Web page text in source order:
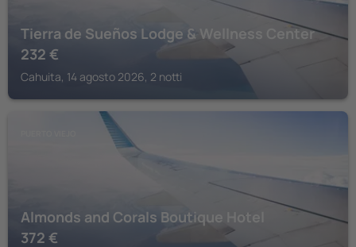
Tierra de Sueños Lodge & Wellness Center
232 €
Cahuita, 14 agosto 2026, 2 notti
Almonds and Corals Boutique Hotel
372 €